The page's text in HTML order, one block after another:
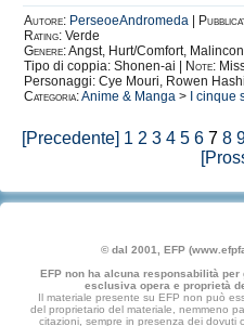
Dipendenza.
Sindrome di Stoccolma.
Tortura.
Addestramento.
Schiavitù.
1 SpadaX
Autore: PerseoeAndromeda
Rating: Verde
Genere:Angst, Hurt/Comfort,
Tipo di coppia: Shonen-ai |
Note:
Personaggi: Cye Mouri, Rowen
Categoria:Anime & Manga > I cinque
[Precedente] 1 2 3 4 5 6 78
© dal 2001, EFP
EFP non ha alcuna responsabilità
esclusiva opera e proprietà
Il materiale presente su EFP non può
del proprietario del materiale, nemmeno
citazioni, sempre in presenza dei dovuti